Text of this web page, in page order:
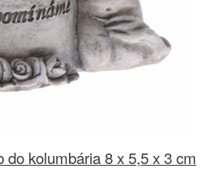
do kolumbária 8 x 5,5 x 3 cm